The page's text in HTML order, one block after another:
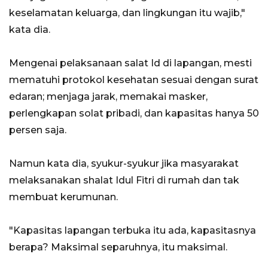
keselamatan keluarga, dan lingkungan itu wajib,"
kata dia.
Mengenai pelaksanaan salat Id di lapangan, mesti
mematuhi protokol kesehatan sesuai dengan surat
edaran; menjaga jarak, memakai masker,
perlengkapan solat pribadi, dan kapasitas hanya 50
persen saja.
Namun kata dia, syukur-syukur jika masyarakat
melaksanakan shalat Idul Fitri di rumah dan tak
membuat kerumunan.
"Kapasitas lapangan terbuka itu ada, kapasitasnya
berapa? Maksimal separuhnya, itu maksimal.